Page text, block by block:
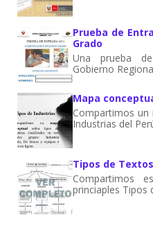
Prueba de
Grado
Una prueba
Gobierno
Mapa
Compartimos
Industrias del
Tipos de
Compartimos
princiaples Tipos